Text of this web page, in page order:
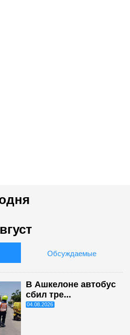
Обсуждаемые
В Ашкелоне автобус
сбил тре...
04.08.2026